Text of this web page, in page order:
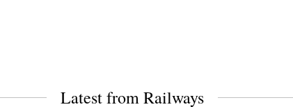
Latest from Railways